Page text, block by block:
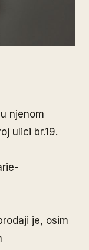
njenom
ulici br.19.
je, osim